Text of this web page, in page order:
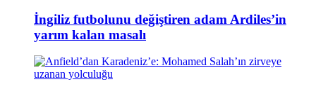
İngiliz futbolunu değiştiren adam Ardiles’in
yarım kalan masalı